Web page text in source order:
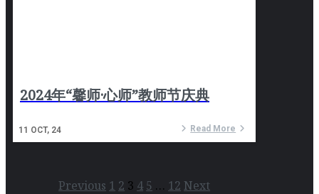
2024年“馨师·心师”教师节庆典
11 OCT, 24 Read More
Previous 1 2 3 4 5 … 12 Next